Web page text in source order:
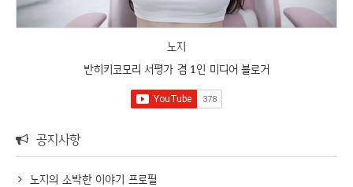
노지
반히키코모리 서평가 겸 1인 미디어 블로거
공지사항
노지의 소박한 이야기 프로필